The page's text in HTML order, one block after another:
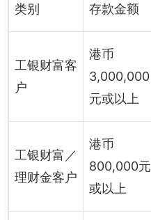
类别 存款金额
工银财富客
户
港币
3,000,000
元或以上
工银财富／
理财金客户
港币
800,000元
或以上